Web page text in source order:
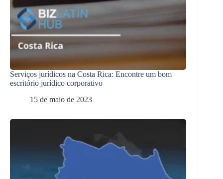
Serviços jurídicos na Costa Rica: Encontre um bom
escritório jurídico corporativo
15 de maio de 2023